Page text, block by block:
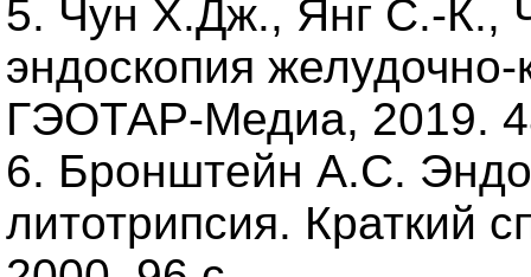
5. Чун Х.Дж., Янг С.-К.,
эндоскопия
ГЭОТАР-Медиа, 2019.
6. Бронштейн А.С.
литотрипсия. Краткий